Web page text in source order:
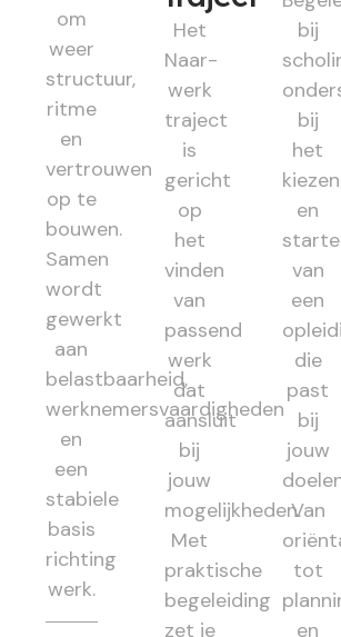
om
weer
structuur,
ritme
en
vertrouwen
op te
bouwen.
Samen
wordt
gewerkt
aan
belastbaarheid,
werknemersvaardigheden
en
een
stabiele
basis
richting
werk.
Het
Naar-
werk
traject
is
gericht
op
het
vinden
van
passend
werk
dat
aansluit
bij
jouw
mogelijkheden.
Met
praktische
begeleiding
zet je
bij
bij
het
kiezen
en
van
een
die
past
bij
jouw
Van
tot
en